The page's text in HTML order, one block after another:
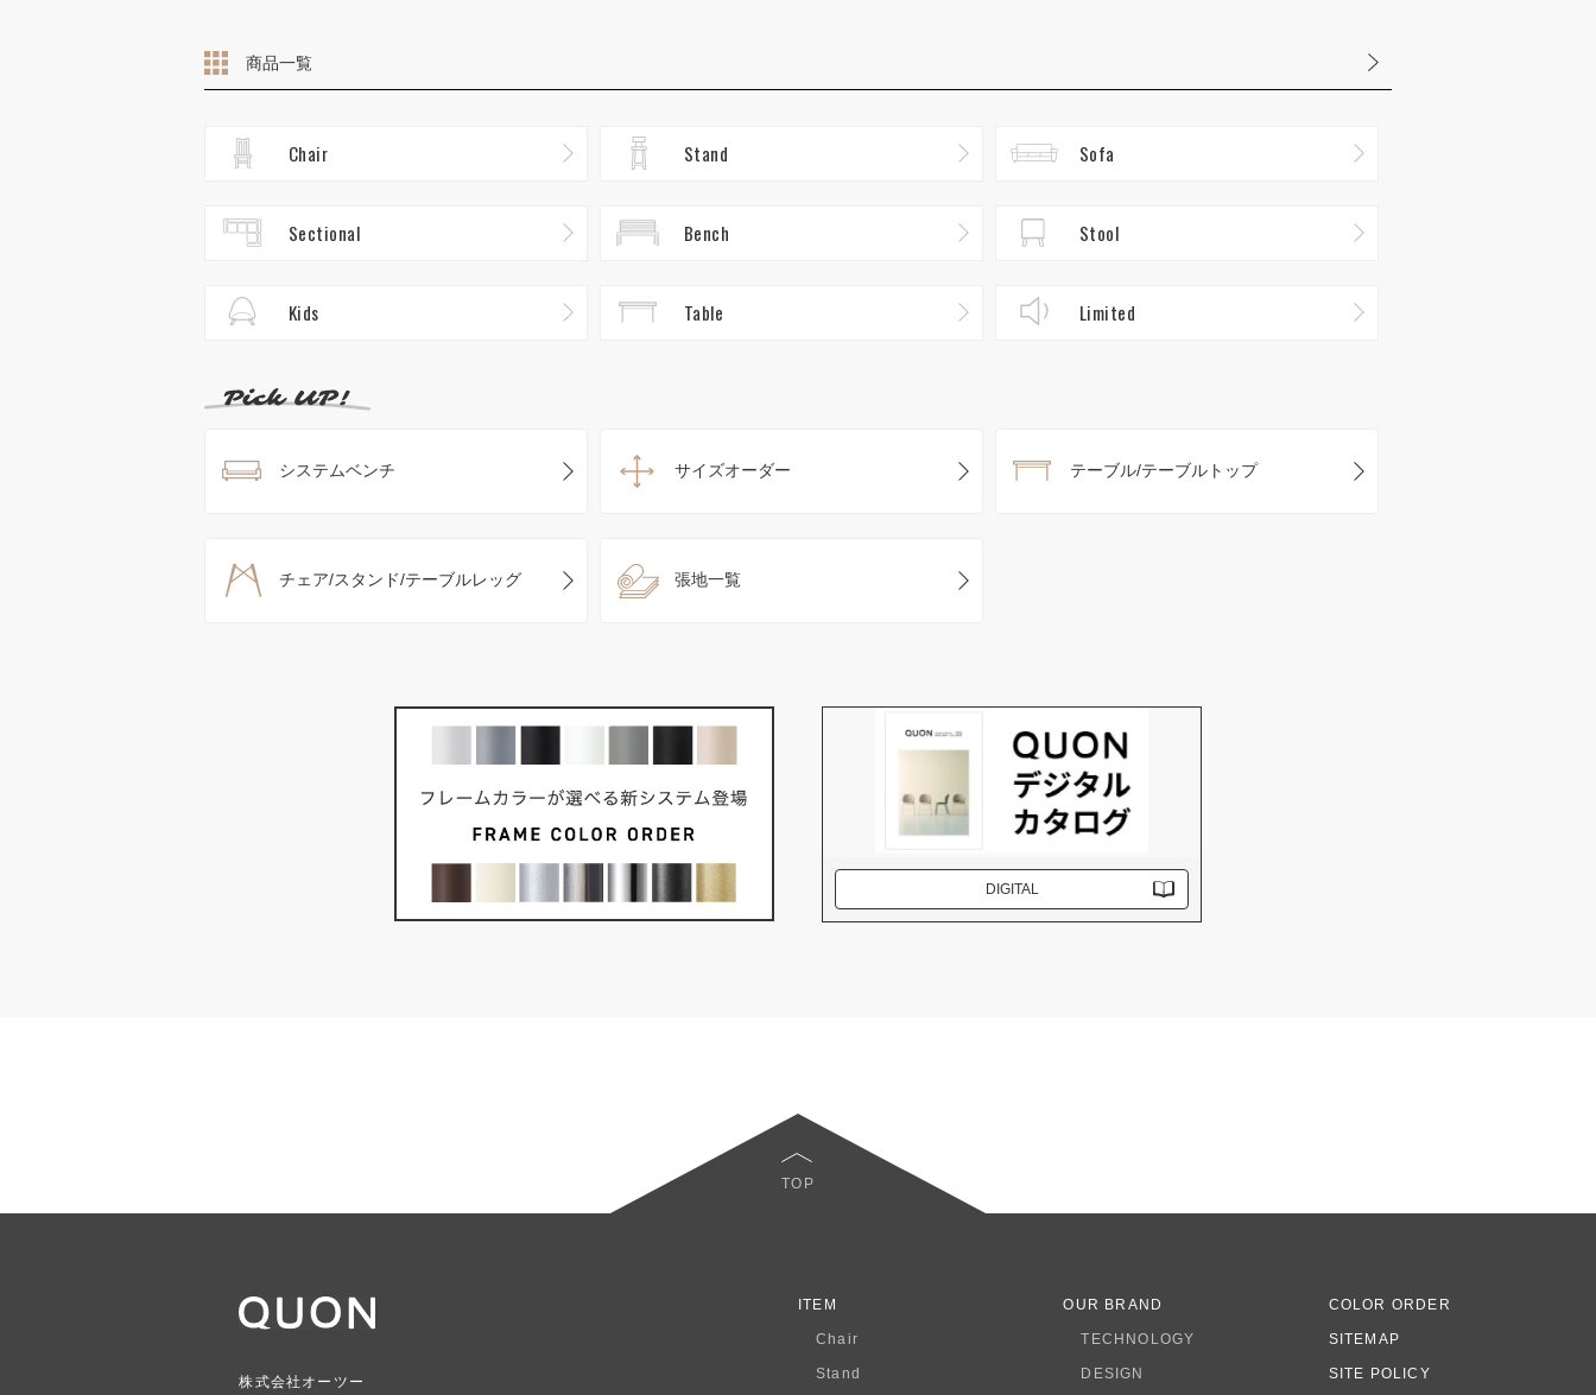
商品一覧
Chair Stand Sofa
Sectional Bench Stool
Kids Table Limited
システムベンチ サイズオーダー テーブル/テーブルトップ
チェア/スタンド/テーブルレッグ 張地一覧
DIGITAL
TOP
株式会社オーツー
ITEM
Chair
Stand
OUR BRAND
TECHNOLOGY
DESIGN
COLOR ORDER
SITEMAP
SITE POLICY